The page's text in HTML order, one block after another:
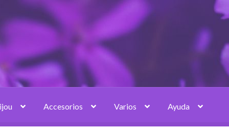
Accesorios Varios Ayuda